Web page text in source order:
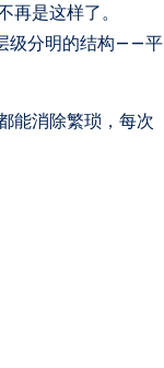
是这样了。
级分明的结构——平
能消除繁琐，每次